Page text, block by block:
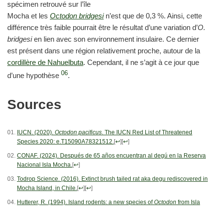
spécimen retrouvé sur l’île
Mocha et les Octodon bridgesin’est que de 0,3 %. Ainsi, cette
différence très faible pourrait être le résultat d’une variation d’O.
bridgesien lien avec son environnement insulaire. Ce dernier
est présent dans une région relativement proche, autour de la
cordillère de Nahuelbuta. Cependant, il ne s’agit à ce jour que
d’une hypothèse 06.
Sources
IUCN. (2020). Octodon pacificus . The IUCN Red List of Threatened
Species 2020: e.T15090A78321512. [↩][↩]
CONAF. (2024). Después de 65 años encuentran al degú en la Reserva
Nacional Isla Mocha. [↩]
Todrop Science. (2016). Extinct brush tailed rat aka degu rediscovered in
Mocha Island, in Chile. [↩][↩]
Hutterer, R. (1994). Island rodents: a new species ofOctodon from Isla